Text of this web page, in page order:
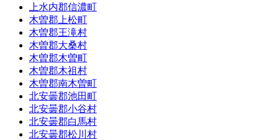
上水内郡信濃町
木曽郡上松町
木曽郡王滝村
木曽郡大桑村
木曽郡木曽町
木曽郡木祖村
木曽郡南木曽町
北安曇郡池田町
北安曇郡小谷村
北安曇郡白馬村
北安曇郡松川村